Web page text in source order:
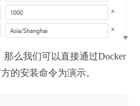
那么我们可以直接通过Docker
的安装命令为演示。